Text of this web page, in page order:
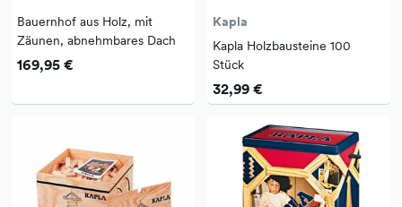
Bauernhof aus Holz, mit
Zäunen, abnehmbares Dach
169,95 €
Kapla
Kapla Holzbausteine 100
Stück
32,99 €